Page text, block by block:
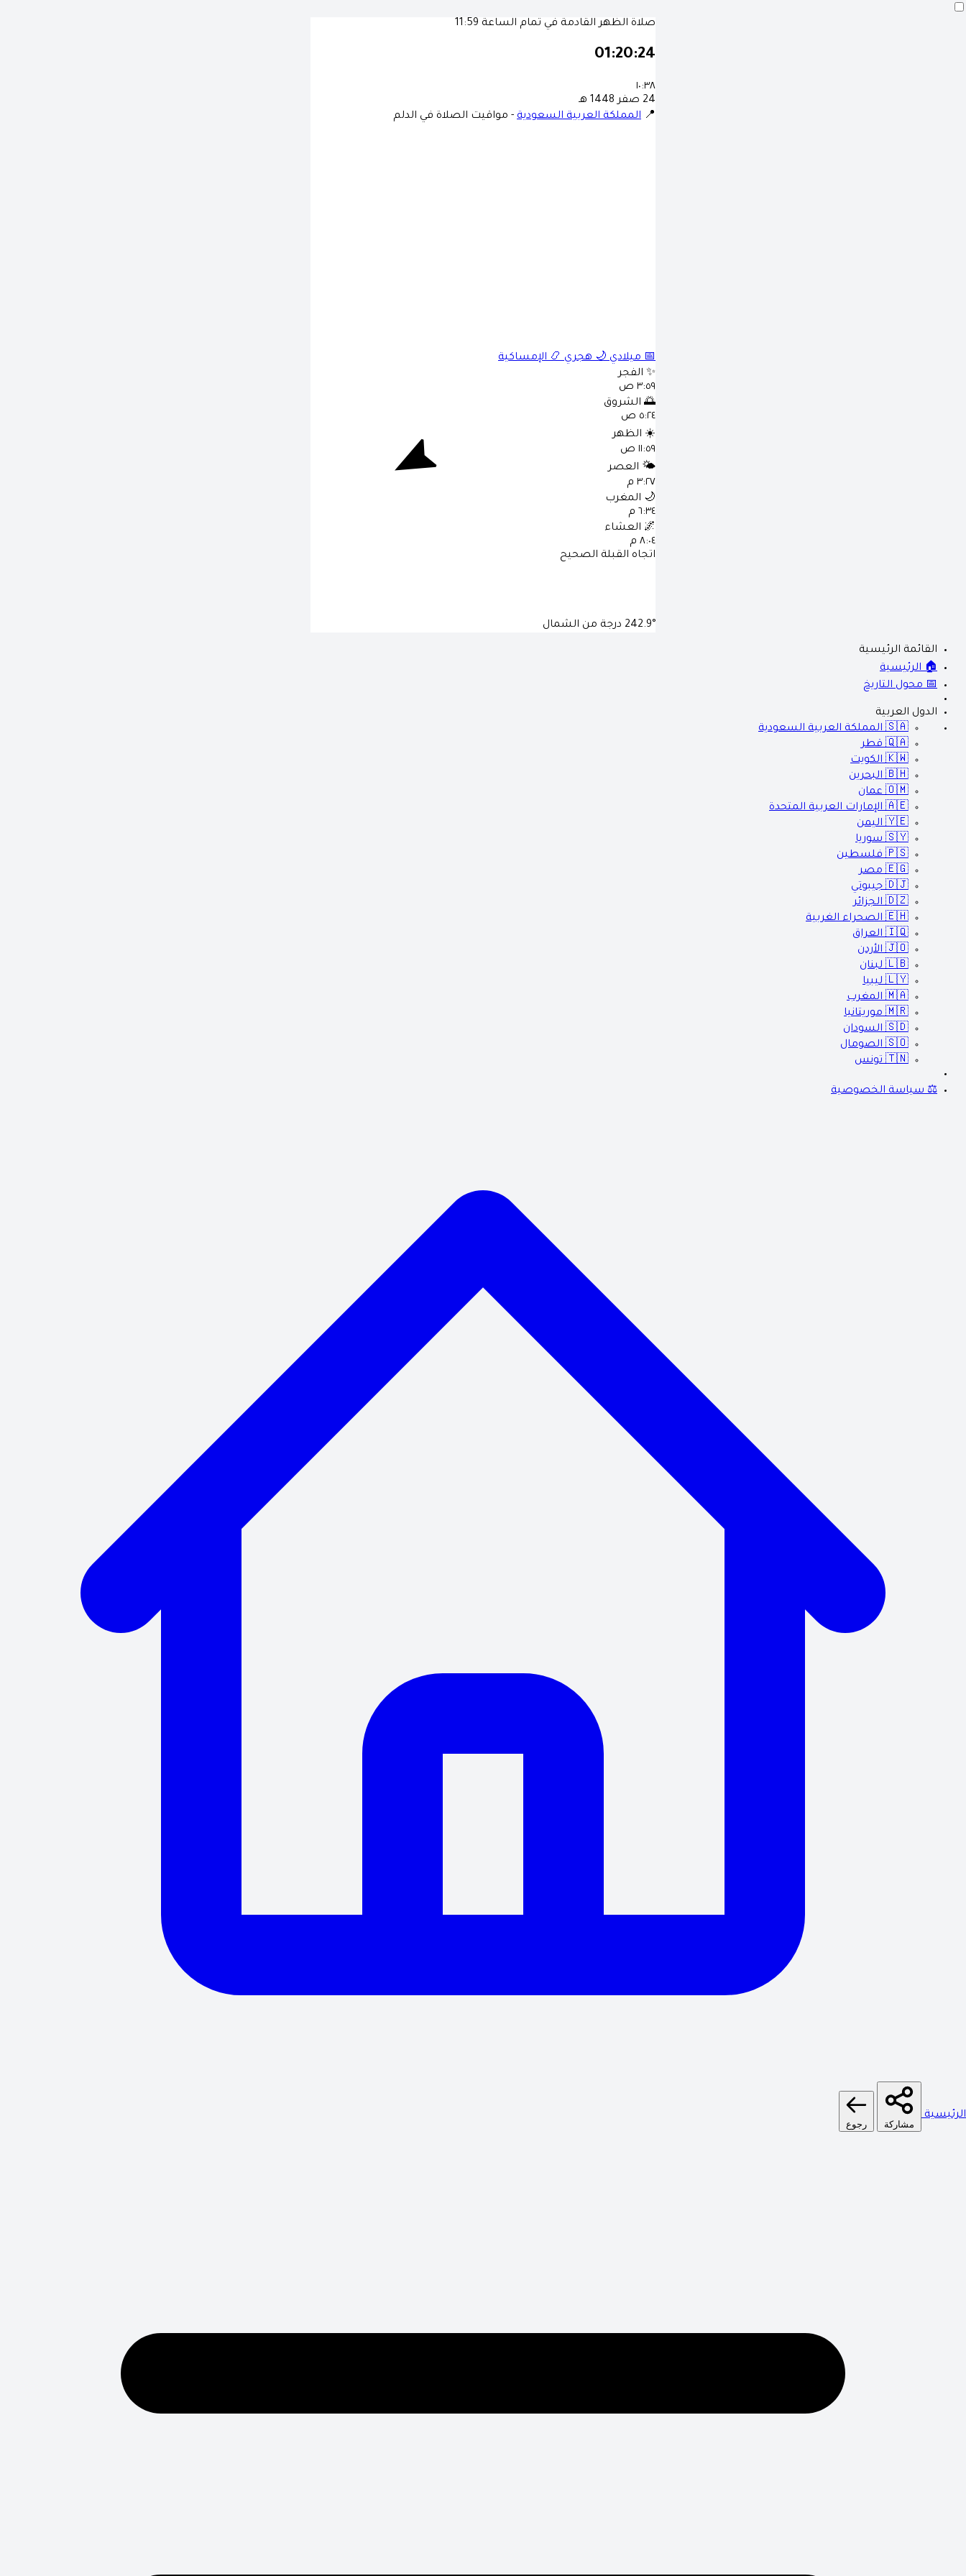
صلاة الظهر القادمة في تمام الساعة 11:59
01:20:23
١٠:٣٨
24 صفر 1448 هـ
📍 المملكة العربية السعودية - مواقيت الصلاة في الدلم
📅 ميلادي 🌙 هجري 📿 الإمساكية
✨ الفجر
٣:٥٩ ص
🌅 الشروق
٥:٢٤ ص
☀️ الظهر
١١:٥٩ ص
🌤️ العصر
٣:٢٧ م
🌙 المغرب
٦:٣٤ م
🌌 العشاء
٨:٠٤ م
اتجاه القبلة الصحيح
242.9° درجة من الشمال
القائمة الرئيسية
🏠 الرئيسية
📅 محول التاريخ
الدول العربية
🇸🇦 المملكة العربية السعودية
🇶🇦 قطر
🇰🇼 الكويت
🇧🇭 البحرين
🇴🇲 عمان
🇦🇪 الإمارات العربية المتحدة
🇾🇪 اليمن
🇸🇾 سوريا
🇵🇸 فلسطين
🇪🇬 مصر
🇩🇯 جيبوتي
🇩🇿 الجزائر
🇪🇭 الصحراء الغربية
🇮🇶 العراق
🇯🇴 الأردن
🇱🇧 لبنان
🇱🇾 ليبيا
🇲🇦 المغرب
🇲🇷 موريتانيا
🇸🇩 السودان
🇸🇴 الصومال
🇹🇳 تونس
⚖️ سياسة الخصوصية
الرئيسية
مشاركة رجوع